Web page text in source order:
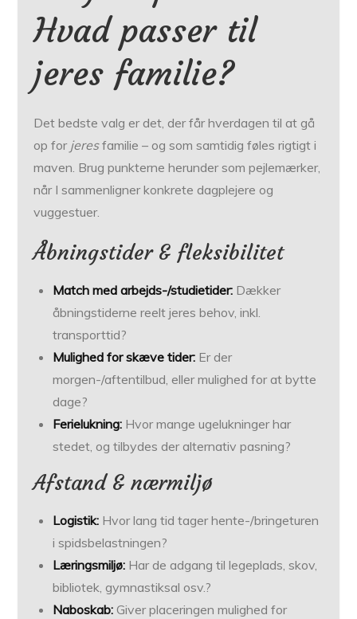
Hvad passer til
jeres familie?
Det bedste valg er det, der får hverdagen til at gå
op for jeresfamilie – og som samtidig føles rigtigt i
maven. Brug punkterne herunder som pejlemærker,
når I sammenligner konkrete dagplejere og
vuggestuer.
Åbningstider & fleksibilitet
Match med arbejds-/studietider: Dækker
åbningstiderne reelt jeres behov, inkl.
transporttid?
Mulighed for skæve tider: Er der
morgen-/aftentilbud, eller mulighed for at bytte
dage?
Ferielukning: Hvor mange uge­lukninger har
stedet, og tilbydes der alternativ pasning?
Afstand & nærmiljø
Logistik: Hvor lang tid tager hente-/bringeturen
i spidsbelastningen?
Læringsmiljø: Har de adgang til legeplads, skov,
bibliotek, gymnastiksal osv.?
Naboskab: Giver placeringen mulighed for